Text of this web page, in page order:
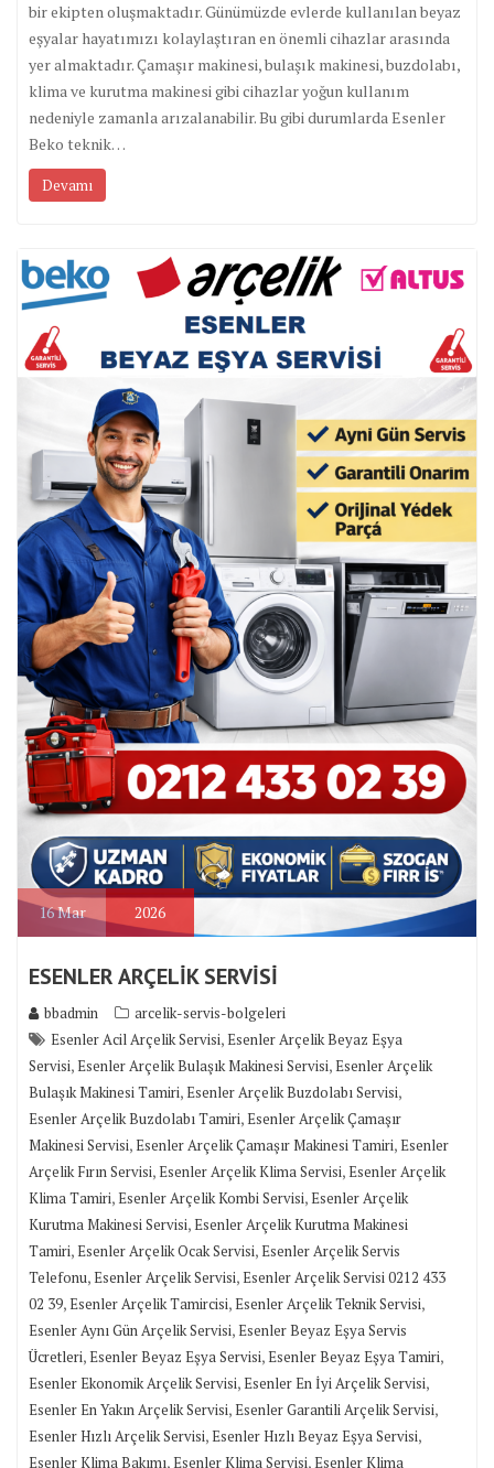
bir ekipten oluşmaktadır. Günümüzde evlerde kullanılan beyaz
eşyalar hayatımızı kolaylaştıran en önemli cihazlar arasında
yer almaktadır. Çamaşır makinesi, bulaşık makinesi, buzdolabı,
klima ve kurutma makinesi gibi cihazlar yoğun kullanım
nedeniyle zamanla arızalanabilir. Bu gibi durumlarda Esenler
Beko teknik…
Devamı
16Mar 2026
ESENLER ARÇELİK SERVİSİ
bbadmin
arcelik-servis-bolgeleri
Esenler Acil Arçelik Servisi,Esenler Arçelik Beyaz Eşya
Servisi,Esenler Arçelik Bulaşık Makinesi Servisi,Esenler Arçelik
Bulaşık Makinesi Tamiri,Esenler Arçelik Buzdolabı Servisi,
Esenler Arçelik Buzdolabı Tamiri,Esenler Arçelik Çamaşır
Makinesi Servisi,Esenler Arçelik Çamaşır Makinesi Tamiri,Esenler
Arçelik Fırın Servisi,Esenler Arçelik Klima Servisi,Esenler Arçelik
Klima Tamiri,Esenler Arçelik Kombi Servisi,Esenler Arçelik
Kurutma Makinesi Servisi,Esenler Arçelik Kurutma Makinesi
Tamiri,Esenler Arçelik Ocak Servisi,Esenler Arçelik Servis
Telefonu,Esenler Arçelik Servisi,Esenler Arçelik Servisi 0212 433
02 39,Esenler Arçelik Tamircisi,Esenler Arçelik Teknik Servisi,
Esenler Aynı Gün Arçelik Servisi,Esenler Beyaz Eşya Servis
Ücretleri,Esenler Beyaz Eşya Servisi,Esenler Beyaz Eşya Tamiri,
Esenler Ekonomik Arçelik Servisi,Esenler En İyi Arçelik Servisi,
Esenler En Yakın Arçelik Servisi,Esenler Garantili Arçelik Servisi,
Esenler Hızlı Arçelik Servisi,Esenler Hızlı Beyaz Eşya Servisi,
Esenler Klima Bakımı,Esenler Klima Servisi,Esenler Klima